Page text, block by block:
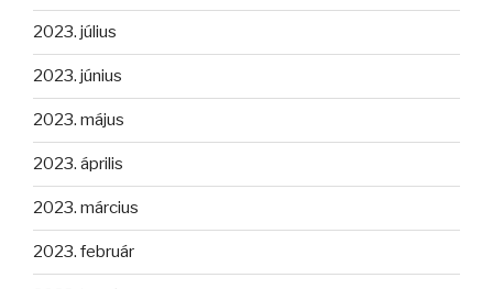
2023. július
2023. június
2023. május
2023. április
2023. március
2023. február